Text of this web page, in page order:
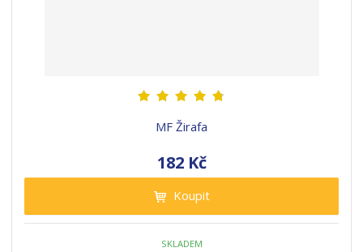
MF Žirafa
182 Kč
Koupit
SKLADEM